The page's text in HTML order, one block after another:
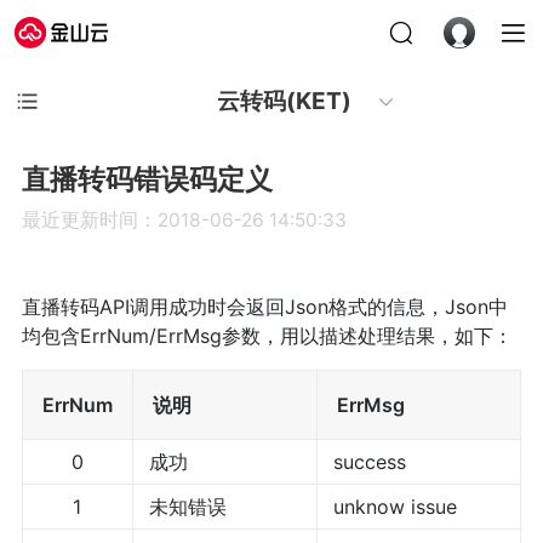
云转码(KET)
直播转码错误码定义
最近更新时间：2018-06-26 14:50:33
直播转码API调用成功时会返回Json格式的信息，Json中
均包含ErrNum/ErrMsg参数，用以描述处理结果，如下：
ErrNum 说明 ErrMsg
0 成功
success
1
未知错误
unknow issue